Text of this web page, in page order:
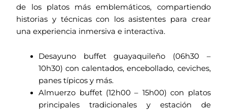
de los platos más emblemáticos, compartiendo
historias y técnicas con los asistentes para crear
una experiencia inmersiva e interactiva.
Desayuno buffet guayaquileño (06h30 –
10h30) con calentados, encebollado, ceviches,
panes típicos y más.
Almuerzo buffet (12h00 – 15h00) con platos
principales tradicionales y estación de